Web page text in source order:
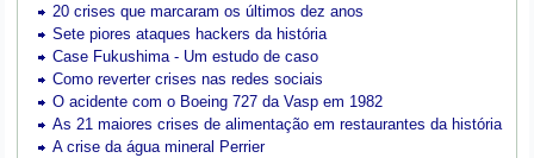
20 crises que marcaram os últimos dez anos
Sete piores ataques hackers da história
Case Fukushima - Um estudo de caso
Como reverter crises nas redes sociais
O acidente com o Boeing 727 da Vasp em 1982
As 21 maiores crises de alimentação em restaurantes da história
A crise da água mineral Perrier